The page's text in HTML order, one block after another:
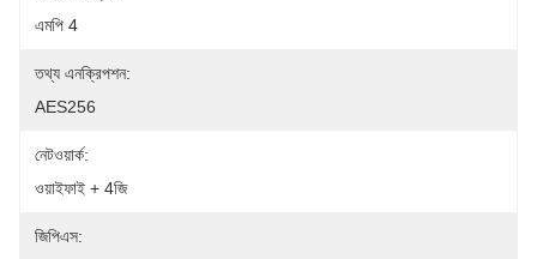
এমপি 4
তথ্য এনক্রিপশন:
AES256
নেটওয়ার্ক:
ওয়াইফাই + 4জি
জিপিএস: